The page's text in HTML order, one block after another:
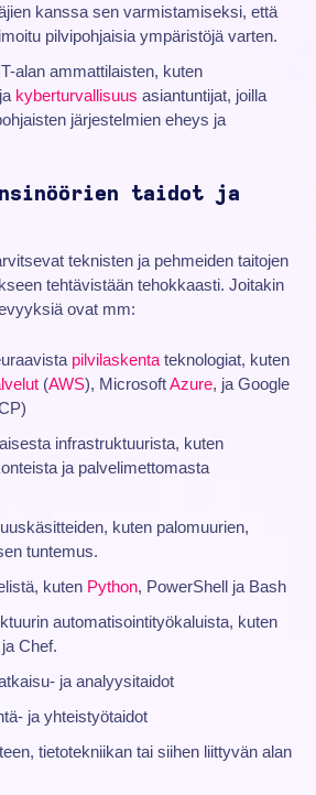
kanssa sen varmistamiseksi, että
pilvipohjaisia ympäristöjä varten.
alan ammattilaisten, kuten
kyberturvallisuus asiantuntijat, joilla
järjestelmien eheys ja
taidot ja
teknisten ja pehmeiden taitojen
tehtävistään tehokkaasti. Joitakin
ovat mm:
pilvilaskentateknologiat, kuten
(AWS), MicrosoftAzure, ja Google
infrastruktuurista, kuten
ja palvelimettomasta
kuten palomuurien,
tuntemus.
kuten Python, PowerShell ja Bash
automatisointityökaluista, kuten
Chef.
ja analyysitaidot
ja yhteistyötaidot
tietotekniikan tai siihen liittyvän alan